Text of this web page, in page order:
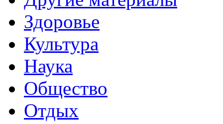
Здоровье
Культура
Наука
Общество
Отдых